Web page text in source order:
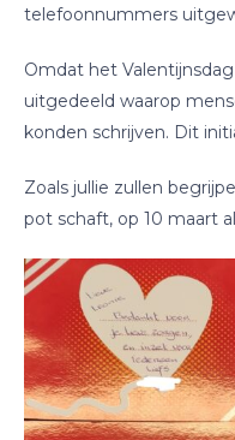
telefoonnummers
Omdat het
uitgedeeld waarop
konden schrijven. Dit
Zoals jullie zullen
pot schaft, op 10 maart